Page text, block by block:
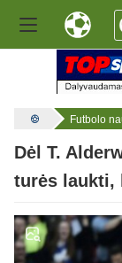
Futbolo
Dėl T.
turės laukti,